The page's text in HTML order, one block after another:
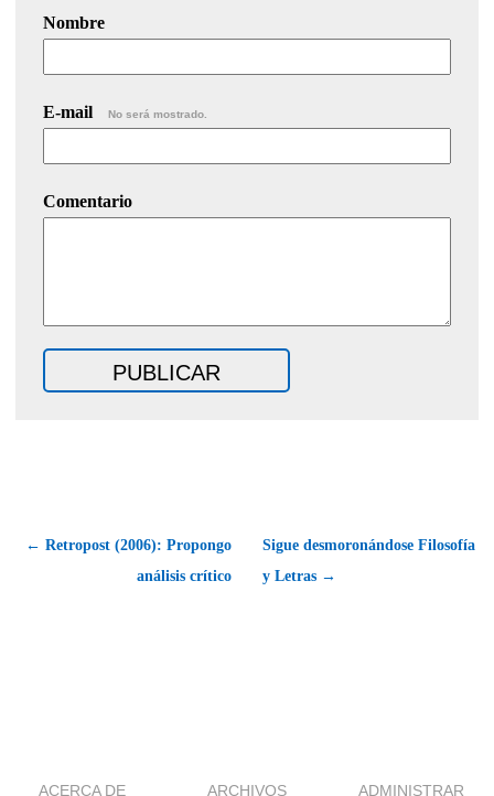
Nombre
E-mail No será mostrado.
Comentario
← Retropost (2006): Propongo
análisis crítico
Sigue desmoronándose Filosofía
y Letras →
ACERCA DE ARCHIVOS ADMINISTRAR